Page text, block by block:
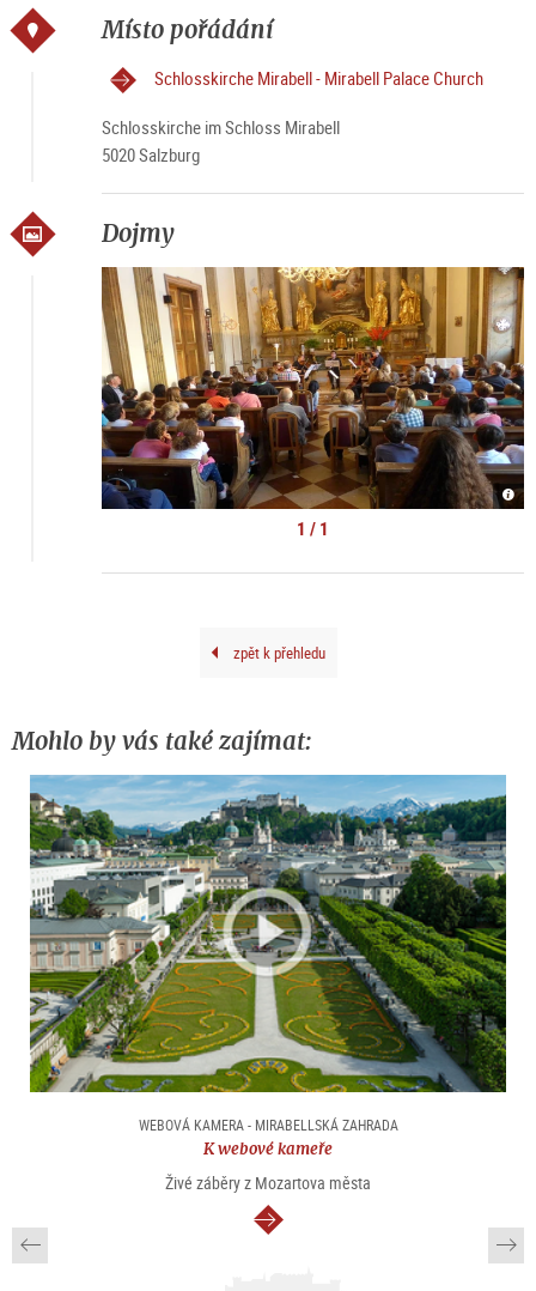
Místo pořádání
Schlosskirche Mirabell - Mirabell Palace Church
Schlosskirche im Schloss Mirabell
5020 Salzburg
Dojmy
©
1 / 1
zpět k přehledu
Mohlo by vás také zajímat:
WEBOVÁ KAMERA - MIRABELLSKÁ ZAHRADA
K webové kameře
Živé záběry z Mozartova města
continue